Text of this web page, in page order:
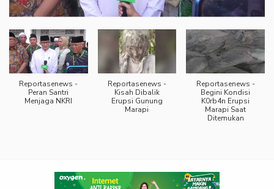
Reportasenews -
Peran Santri
Menjaga NKRI
Reportasenews -
Kisah Dibalik
Erupsi Gunung
Marapi
Reportasenews -
Begini Kondisi
K0rb4n Erupsi
Marapi Saat
Ditemukan